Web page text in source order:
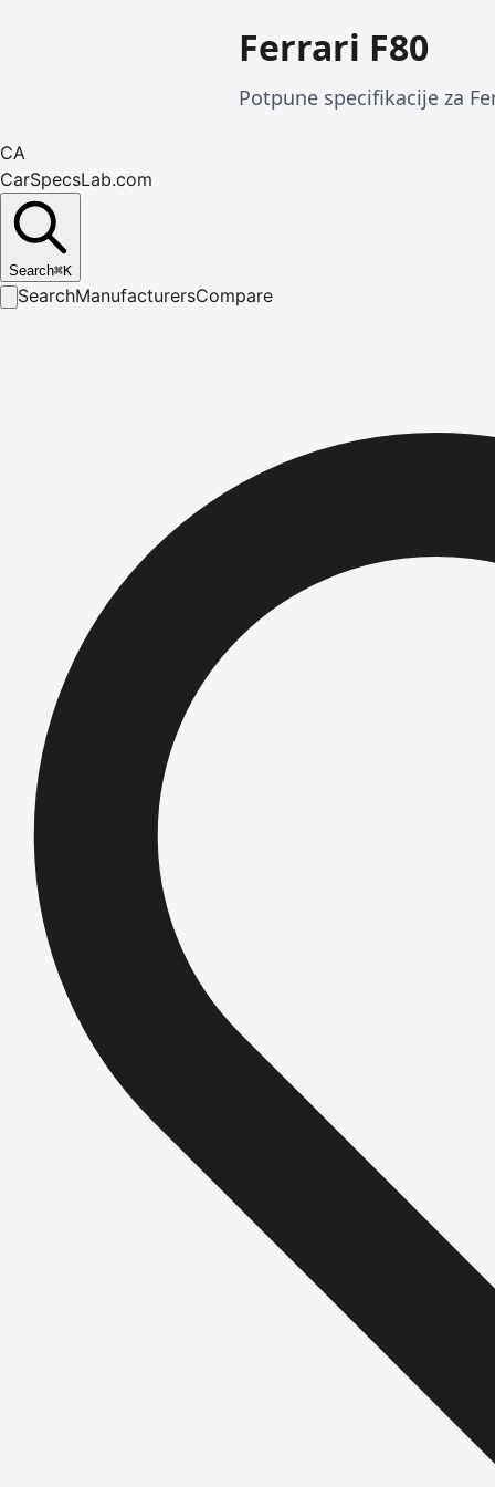
Ferrari F80
Potpune specifikacije za
CA
CarSpecsLab.com
Search⌘K
SearchManufacturersCompare